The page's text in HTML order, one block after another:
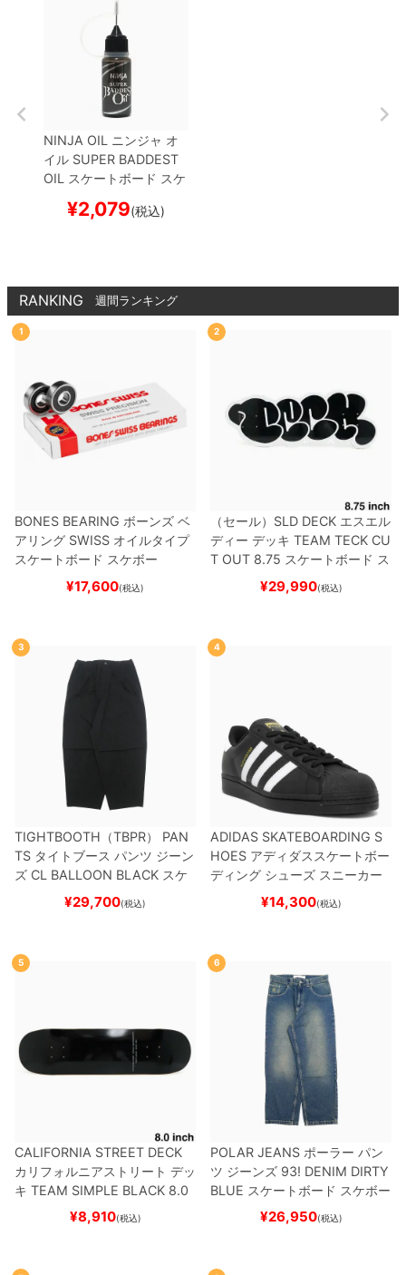
NINJA OIL ニンジャ オ
イル SUPER BADDEST
OIL
スケートボード スケ
¥2,079(税込)
RANKING 週間ランキング
1
BONES BEARING ボーンズ ベ
アリング SWISS オイルタイプ
スケートボード スケボー
¥17,600(税込)
2
（セール） SLD DECK エスエル
ディー デッキ TEAM TECK CU
T OUT 8.75 スケートボード ス
¥29,990(税込)
3
TIGHTBOOTH（TBPR） PAN
TS タイトブース パンツ ジーン
ズ CL BALLOON BLACK スケ
ートボード スケボー
¥29,700(税込)
4
ADIDAS SKATEBOARDING S
HOES アディダススケートボー
ディング シューズ スニーカー
スーパースター SUPERSTAR A
BLACK/WHITE/WHITE
ー
¥14,300(税込)
5
CALIFORNIA STREET DECK
カリフォルニアストリート デッ
キ TEAM SIMPLE BLACK 8.0
ブランク（BBS / GENERATO
スケートボード スケボー
¥8,910(税込)
6
POLAR JEANS ポーラー パン
ツ ジーンズ 93! DENIM DIRTY
BLUE スケートボード スケボー
¥26,950(税込)